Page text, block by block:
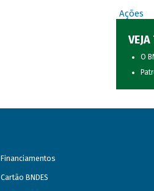
Ações
O
Financiamentos
Cartão BNDES